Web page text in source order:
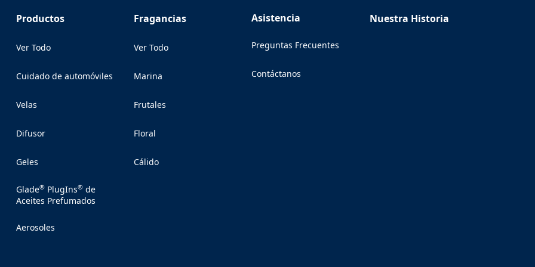
Productos
Ver Todo
Cuidado de automóviles
Velas
Difusor
Geles
Glade®PlugIns®de
Aceites Prefumados
Aerosoles
Fragancias
Ver Todo
Marina
Frutales
Floral
Cálido
Asistencia
Preguntas Frecuentes
Contáctanos
(Opens in a new tab)
Nuestra Historia